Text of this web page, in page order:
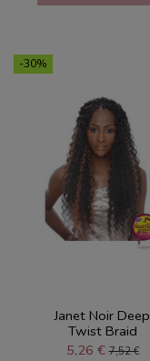
-30%
Janet Noir Deep
Twist Braid
5,26 €7,52 €